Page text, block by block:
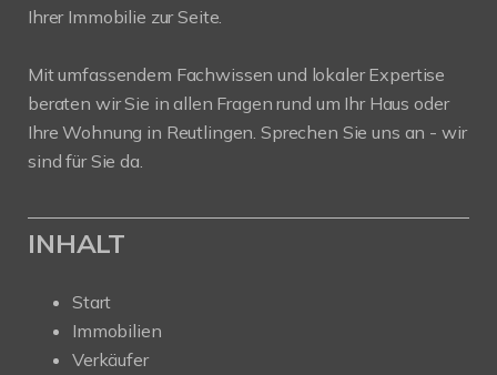
Ihrer Immobilie zur Seite.
Mit umfassendem Fachwissen und lokaler Expertise
beraten wir Sie in allen Fragen rund um Ihr Haus oder
Ihre Wohnung in Reutlingen. Sprechen Sie uns an - wir
sind für Sie da.
INHALT
Start
Immobilien
Verkäufer